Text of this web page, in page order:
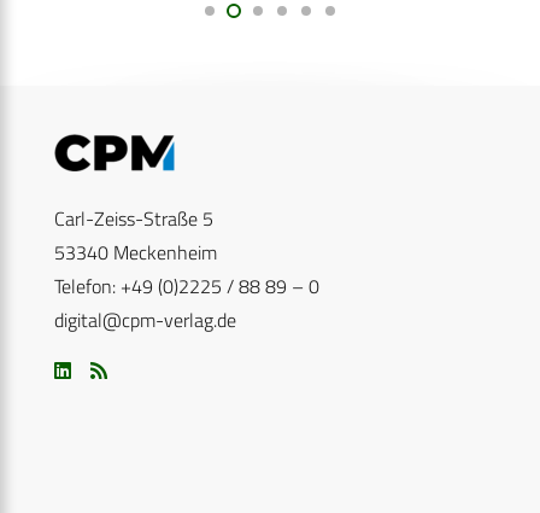
Carl-Zeiss-Straße 5
53340 Meckenheim
Telefon: +49 (0)2225 / 88 89 – 0
digital@cpm-verlag.de